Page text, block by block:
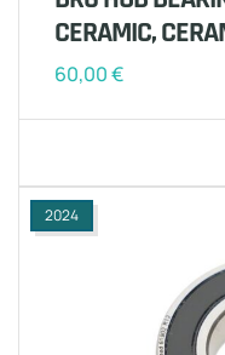
CERAMIC,
60,00€
2024